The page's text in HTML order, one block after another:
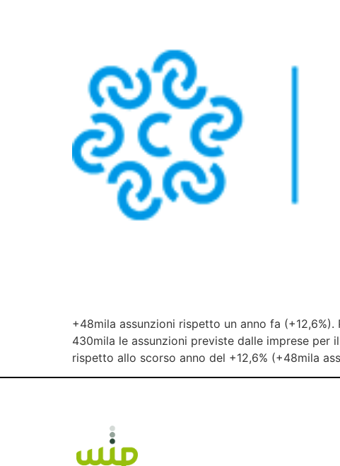
+48mila assunzioni rispetto un anno fa
430mila le assunzioni previste dalle imprese per
rispetto allo scorso anno del +12,6% (+48mila